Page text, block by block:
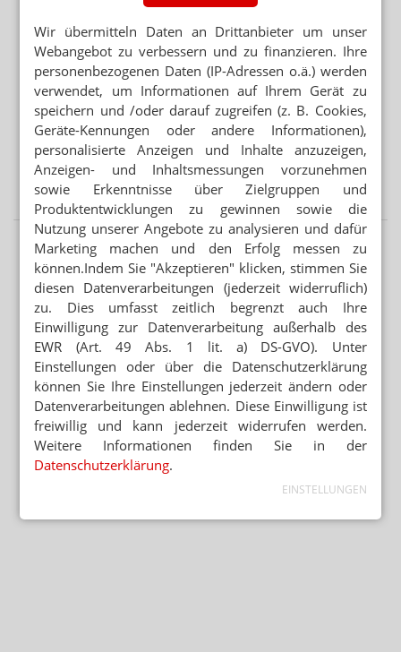
Wir übermitteln Daten an Drittanbieter um unser
Webangebot zu verbessern und zu finanzieren. Ihre
personenbezogenen Daten (IP-Adressen o.ä.) werden
verwendet, um Informationen auf Ihrem Gerät zu
speichern und /oder darauf zugreifen (z. B. Cookies,
Geräte-Kennungen oder andere Informationen),
personalisierte Anzeigen und Inhalte anzuzeigen,
Anzeigen- und Inhaltsmessungen vorzunehmen
sowie Erkenntnisse über Zielgruppen und
Produktentwicklungen zu gewinnen sowie die
Nutzung unserer Angebote zu analysieren und dafür
Marketing machen und den Erfolg messen zu
können.Indem Sie "Akzeptieren" klicken, stimmen Sie
diesen Datenverarbeitungen (jederzeit widerruflich)
zu. Dies umfasst zeitlich begrenzt auch Ihre
Einwilligung zur Datenverarbeitung außerhalb des
EWR (Art. 49 Abs. 1 lit. a) DS-GVO). Unter
Einstellungen oder über die Datenschutzerklärung
können Sie Ihre Einstellungen jederzeit ändern oder
Datenverarbeitungen ablehnen. Diese Einwilligung ist
freiwillig und kann jederzeit widerrufen werden.
Weitere Informationen finden Sie in der
Datenschutzerklärung.
EINSTELLUNGEN
Mehr aus Ressort
ANREIBUNG 1:9
Budesonid-Zäpfchen: Mannitol statt Dextrin
DAC/NRF
Salicylsäure: Neue Vorschriften für Dithranol
GEBLEICHT ODER NICHT
Salicylsäure-Verreibung: Gelbe oder weiße Vaseline?